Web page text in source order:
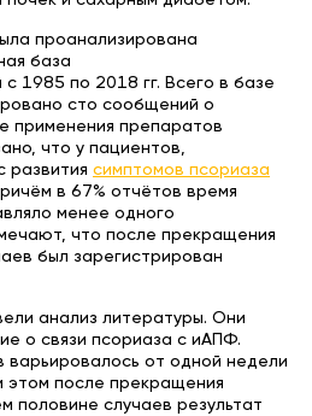
проанализирована
база
1985 по 2018 гг. Всего в базе
сто сообщений о
применения препаратов
что у пациентов,
развития симптомов псориаза
в 67% отчётов время
менее одного
что после прекращения
был зарегистрирован
анализ литературы. Они
о связи псориаза с иАПФ.
варьировалось от одной недели
этом после прекращения
половине случаев результат